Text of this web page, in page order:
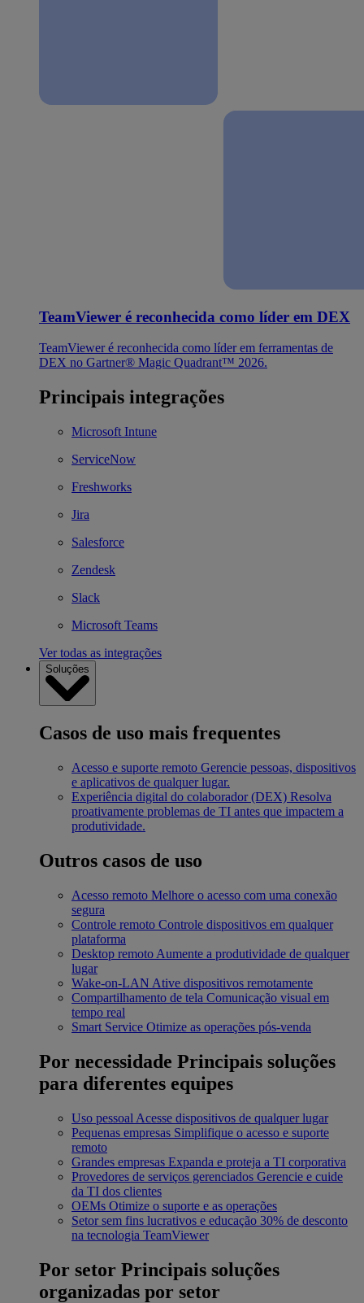
TeamViewer é reconhecida como líder em DEX
TeamViewer é reconhecida como líder em ferramentas de
DEX no Gartner® Magic Quadrant™ 2026.
Principais integrações
Microsoft Intune
ServiceNow
Freshworks
Jira
Salesforce
Zendesk
Slack
Microsoft Teams
Ver todas as integrações
Soluções
Casos de uso mais frequentes
Acesso e suporte remoto Gerencie pessoas, dispositivos
e aplicativos de qualquer lugar.
Experiência digital do colaborador (DEX) Resolva
proativamente problemas de TI antes que impactem a
produtividade.
Outros casos de uso
Acesso remoto Melhore o acesso com uma conexão
segura
Controle remoto Controle dispositivos em qualquer
plataforma
Desktop remoto Aumente a produtividade de qualquer
lugar
Wake-on-LAN Ative dispositivos remotamente
Compartilhamento de tela Comunicação visual em
tempo real
Smart Service Otimize as operações pós-venda
Por necessidade Principais soluções
para diferentes equipes
Uso pessoal Acesse dispositivos de qualquer lugar
Pequenas empresas Simplifique o acesso e suporte
remoto
Grandes empresas Expanda e proteja a TI corporativa
Provedores de serviços gerenciados Gerencie e cuide
da TI dos clientes
OEMs Otimize o suporte e as operações
Setor sem fins lucrativos e educação 30% de desconto
na tecnologia TeamViewer
Por setor Principais soluções
organizadas por setor